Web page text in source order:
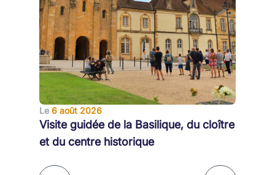
Le 6 août 2026
Visite guidée de la Basilique, du cloître
et du centre historique